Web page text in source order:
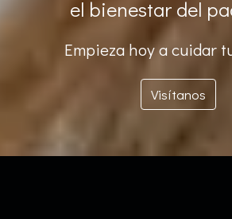
el bienestar del
Empieza hoy a cuidar
Visítanos